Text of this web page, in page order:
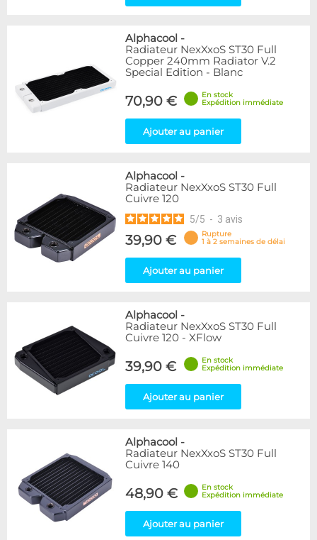
Alphacool -
Radiateur NexXxoS ST30 Full
Copper 240mm Radiator V.2
Special Edition - Blanc
70,90 €
En stock
Expédition immédiate
Ajouter au panier
Alphacool -
Radiateur NexXxoS ST30 Full
Cuivre 120
5/5 - 3 avis
39,90 €
Rupture
1 à 2 semaines de délai
Ajouter au panier
Alphacool -
Radiateur NexXxoS ST30 Full
Cuivre 120 - XFlow
39,90 €
En stock
Expédition immédiate
Ajouter au panier
Alphacool -
Radiateur NexXxoS ST30 Full
Cuivre 140
48,90 €
En stock
Expédition immédiate
Ajouter au panier